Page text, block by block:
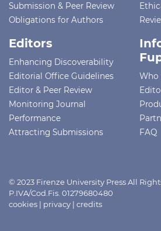
Submission & Peer Review
Obligations for Authors
Editors
Enhancing Discoverability
Editorial Office Guidelines
Editor & Peer Review
Monitoring Journal
Performance
Attracting Submissions
Who
FAQ
© 2023 Firenze University Press All
P.IVA/Cod.Fis. 01279680480
cookies | privacy | credits